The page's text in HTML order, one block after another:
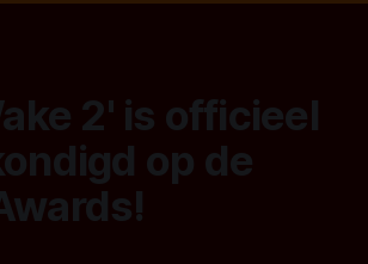
2' is officieel
op de